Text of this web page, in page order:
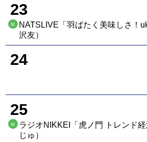
23
M
NATSLIVE「羽ばたく美味しさ！
沢友）
24
25
M
ラジオNIKKEI「虎ノ門 トレンド
じゅ）